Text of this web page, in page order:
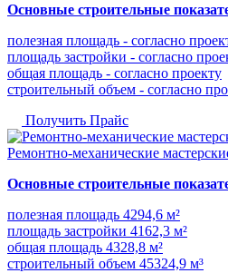
Основные строительные
полезная площадь - согласно
площадь застройки - согласно
общая площадь - согласно проекту
строительный объем - согласно
Получить Прайс
Ремонтно-механические
Основные строительные
полезная площадь 4294,6 м²
площадь застройки 4162,3 м²
общая площадь 4328,8 м²
строительный объем 45324,9 м³